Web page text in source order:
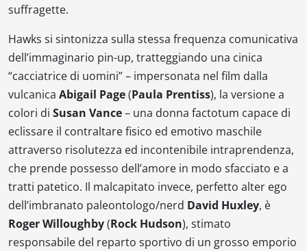
suffragette.
Hawks si sintonizza sulla stessa frequenza comunicativa
dell’immaginario pin-up, tratteggiando una cinica
“cacciatrice di uomini” – impersonata nel film dalla
vulcanica Abigail Page(Paula Prentiss), la versione a
colori di Susan Vance– una donna factotum capace di
eclissare il contraltare fisico ed emotivo maschile
attraverso risolutezza ed incontenibile intraprendenza,
che prende possesso dell’amore in modo sfacciato e a
tratti patetico. Il malcapitato invece, perfetto alter ego
dell’imbranato paleontologo/nerd David Huxley, è
Roger Willoughby(Rock Hudson), stimato
responsabile del reparto sportivo di un grosso emporio